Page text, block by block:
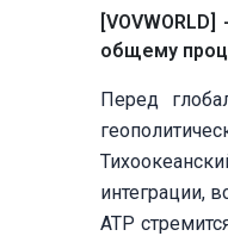
общему
Перед
интеграции,
АТР